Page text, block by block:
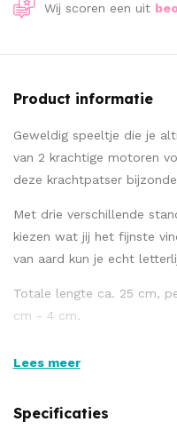
Wij scoren een uit
Product informatie
Geweldig speeltje die je
van 2 krachtige motoren
deze krachtpatser
Met drie verschillende
kiezen wat jij het fijnste
van aard kun je echt
Totale lengte ca. 25 cm,
cm - 4 cm.
AAA).
Lees meer
Specificaties